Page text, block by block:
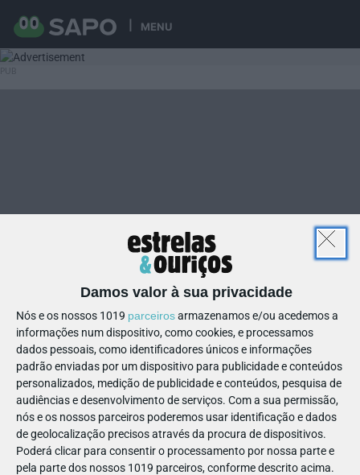
MENU
Damos valor à sua privacidade
Nós e os nossos 1019 parceirosarmazenamos e/ou acedemos a
informações num dispositivo, como cookies, e processamos
dados pessoais, como identificadores únicos e informações
padrão enviadas por um dispositivo para publicidade e conteúdos
personalizados, medição de publicidade e conteúdos, pesquisa de
audiências e desenvolvimento de serviços. Com a sua permissão,
nós e os nossos parceiros poderemos usar identificação e dados
de geolocalização precisos através da procura de dispositivos.
Poderá clicar para consentir o processamento por nossa parte e
pela parte dos nossos 1019 parceiros, conforme descrito acima.
31